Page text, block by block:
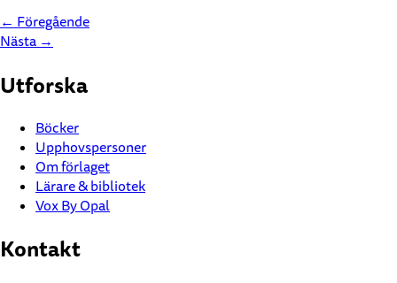
←Föregående
Nästa→
Utforska
Böcker
Upphovspersoner
Om förlaget
Lärare & bibliotek
Vox By Opal
Kontakt